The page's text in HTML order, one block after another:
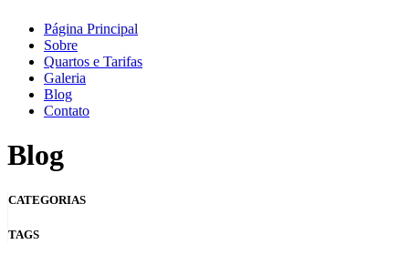
Página Principal
Sobre
Quartos e Tarifas
Galeria
Blog
Contato
Blog
CATEGORIAS
TAGS